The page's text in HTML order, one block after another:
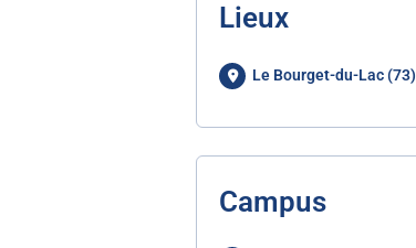
Lieux
Le Bourget-du-Lac (73)
Campus